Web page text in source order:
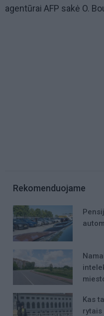
agentūrai AFP sakė O.
Rekomenduojame
Kas
rytais